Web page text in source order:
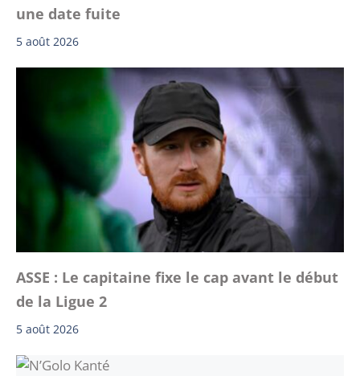
une date fuite
5 août 2026
ASSE : Le capitaine fixe le cap avant le début
de la Ligue 2
5 août 2026